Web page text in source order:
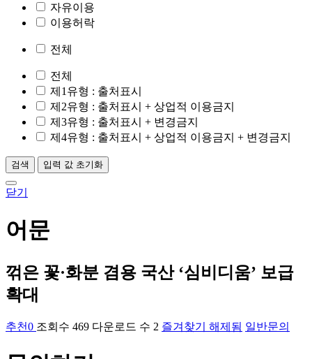
자유이용
이용허락
전체
전체
제1유형 : 출처표시
제2유형 : 출처표시 + 상업적 이용금지
제3유형 : 출처표시 + 변경금지
제4유형 : 출처표시 + 상업적 이용금지 + 변경금지
검색 입력 값 초기화
닫기
어문
꺾은 꽃·화분 겸용 국산 ‘심비디움’ 보급
확대
추천0 조회수 469 다운로드 수 2 즐겨찾기 해제됨 일반문의